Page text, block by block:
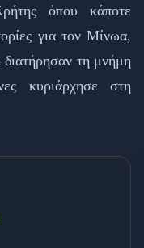
όπου κάποτε
για τον Μίνωα,
τη μνήμη
κυριάρχησε στη